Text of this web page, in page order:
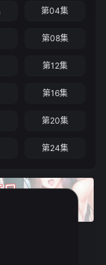
第04集
第08集
第12集
第16集
第20集
第24集